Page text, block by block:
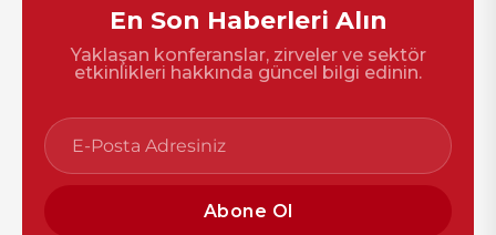
En Son Haberleri Alın
Yaklaşan konferanslar, zirveler ve sektör
etkinlikleri hakkında güncel bilgi edinin.
Abone Ol